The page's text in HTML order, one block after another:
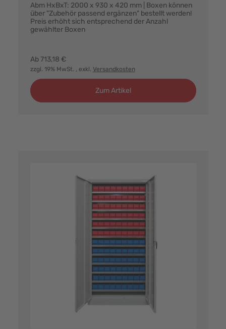
Abm HxBxT: 2000 x 930 x 420 mm | Boxen können
über "Zubehör passend ergänzen" bestellt werden!
Preis erhöht sich entsprechend der Anzahl
gewählter Boxen
Ab 713,18 €
zzgl. 19% MwSt. , exkl. Versandkosten
Zum Artikel